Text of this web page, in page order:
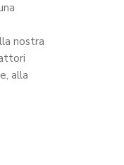
nostra
alla